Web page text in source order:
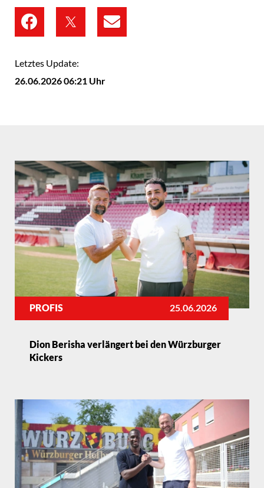
Letztes Update:
26.06.2026 06:21 Uhr
Dion Berisha verlängert bei den Würzburger
Kickers
PROFIS 25.06.2026